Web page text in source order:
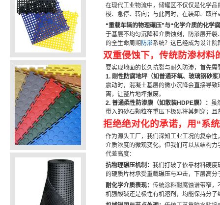
在现代工业物流中，储罐区不仅仅是化学
梭、急停、转向；与此同时，在装卸、取
“重载车辆的物理碾压”与“化学介质的化学
于基层不均匀沉降和介质蚀刻，防渗层开
的全生命周期 防渗系统？这已经成为设计
双重侵蚀下，传统防渗材料
要实现地面的长久抗裂与耐久防渗，首先
1. 刚性防腐地坪（如普通环氧、玻璃钢砂浆
震动时，混凝土基层的微小沉降会直接导
离，让整片地坪报废。
2. 普通柔性防渗膜（如散装HDPE膜）： 虽
带入的砂石颗粒在重压下极易将其刺穿；
拒绝绝对化的承诺，用“系
作为源头工厂，我们深知工业工况的复杂
介质浓度的微观变化。但我们可以从结构
代差高度：
抗物理碾压机制： 我们打破了依靠材料硬
的硬质片材承受重载碾压与冲击，下层高
耐化学介质表现： 传统涂料耐腐蚀谱带窄，
机强酸碱还是极性有机溶剂，均能保持分